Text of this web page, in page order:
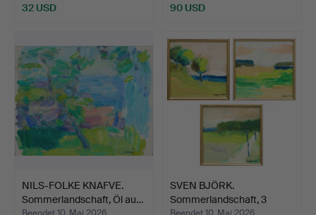
32 USD 90 USD
NILS-FOLKE KNAFVE.
Sommerlandschaft, Öl au…
Beendet 10. Mai 2026
SVEN BJÖRK.
Sommerlandschaft, 3
Beendet 10. Mai 2026